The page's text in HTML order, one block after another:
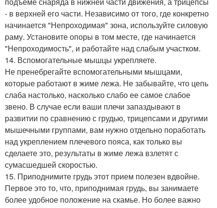
- в верхней его части. Независимо от того, где конкретно
начинается "Непроходимая" зона, используйте силовую
раму. Установите опоры в том месте, где начинается
"Непроходимость", и работайте над слабым участком.
14. Вспомогательные мышцы укрепляете.
Не пренебрегайте вспомогательными мышцами,
которые работают в жиме лежа. Не забывайте, что цепь
слаба настолько, насколько слабо ее самое слабое
звено. В случае если ваши плечи запаздывают в
развитии по сравнению с грудью, трицепсами и другими
мышечными группами, вам нужно отдельно поработать
над укреплением плечевого пояса, как только вы
сделаете это, результаты в жиме лежа взлетят с
сумасшедшей скоростью.
15. Приподнимите грудь этот прием полезен вдвойне.
Первое это то, что, приподнимая грудь, вы занимаете
более удобное положение на скамье. Но более важно